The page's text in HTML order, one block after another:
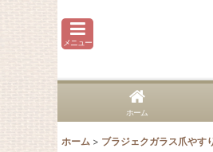
メニュー
ホーム
ホーム > ブラジェクガラス爪やす